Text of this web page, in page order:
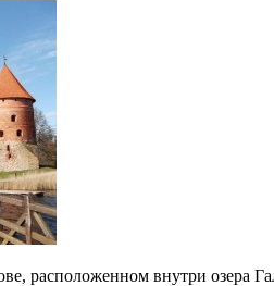
расположенном внутри озера